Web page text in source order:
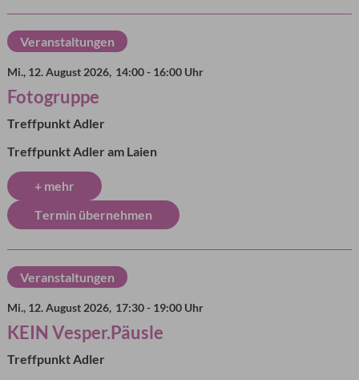
Mi., 12. August 2026, 14:00 - 16:00 Uhr
Fotogruppe
Treffpunkt Adler
Treffpunkt Adler am Laien
+ mehr
Termin übernehmen
Veranstaltungen
Mi., 12. August 2026, 17:30 - 19:00 Uhr
KEIN Vesper.Päusle
Treffpunkt Adler
Veranstaltungen